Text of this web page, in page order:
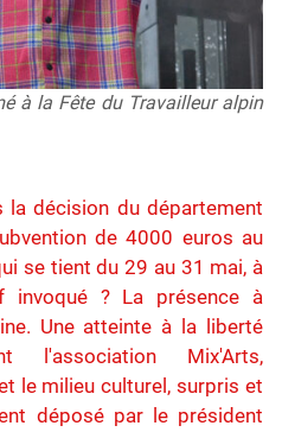
à la Fête du Travailleur alpin
la décision du département
de 4000 euros au
se tient du 29 au 31 mai, à
invoqué ? La présence à
Une atteinte à la liberté
l'association Mix'Arts,
le milieu culturel, surpris et
déposé par le président